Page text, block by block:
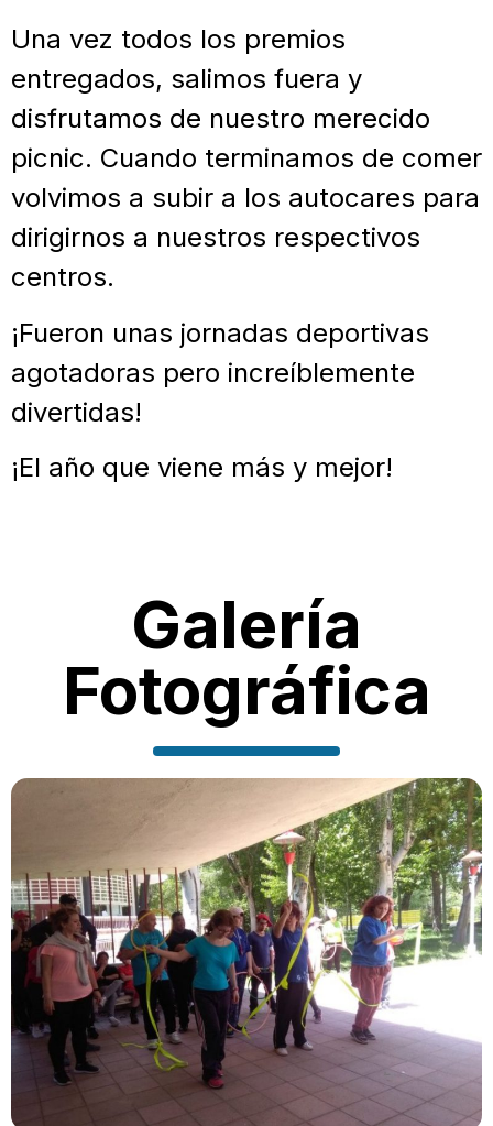
Una vez todos los premios
entregados, salimos fuera y
disfrutamos de nuestro merecido
picnic. Cuando terminamos de comer
volvimos a subir a los autocares para
dirigirnos a nuestros respectivos
centros.
¡Fueron unas jornadas deportivas
agotadoras pero increíblemente
divertidas!
¡El año que viene más y mejor!
Galería
Fotográfica